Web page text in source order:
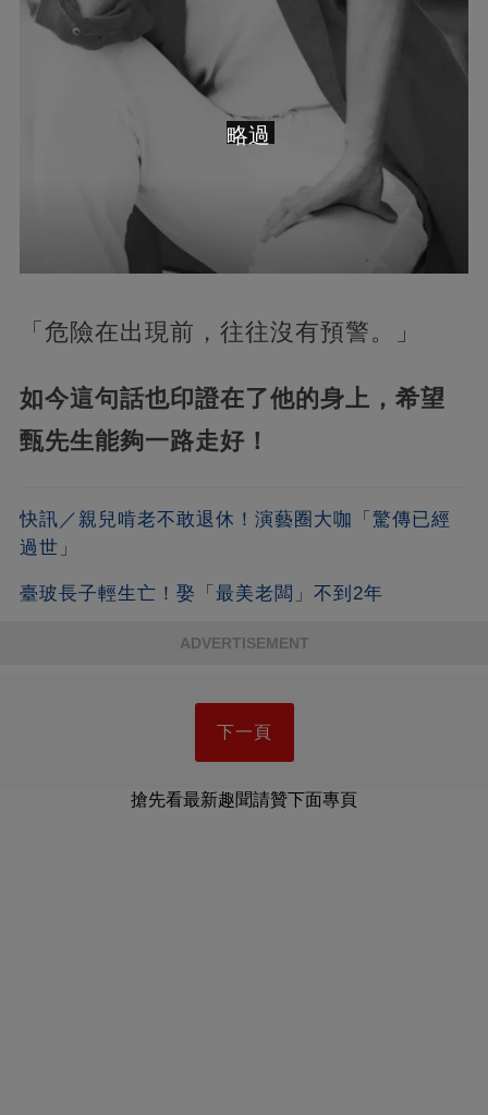
「危險在出現前，往往沒有預警。」
如今這句話也印證在了他的身上，希望
甄先生能夠一路走好！
快訊／親兒啃老不敢退休！演藝圈大咖「驚傳已經
過世」
臺玻長子輕生亡！娶「最美老闆」不到2年
ADVERTISEMENT
下一頁
搶先看最新趣聞請贊下面專頁
略過